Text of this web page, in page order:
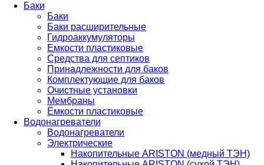
Баки
Баки
Баки расширительные
Гидроаккумуляторы
Емкости пластиковые
Средства для септиков
Принадлежности для баков
Комплектующие для баков
Очистные установки
Мембраны
Ёмкости пластиковые
Водонагреватели
Водонагреватели
Электрические
Накопительные ARISTON (медный ТЭН)